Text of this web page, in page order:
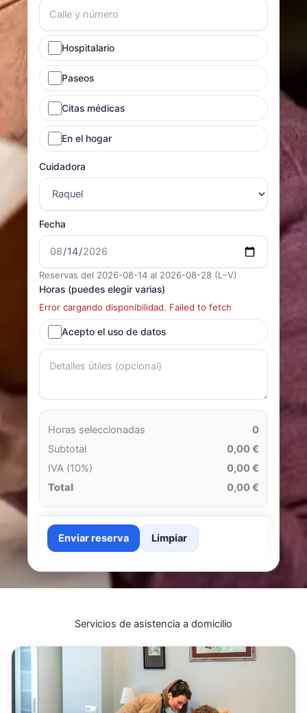
Hospitalario
Paseos
Citas médicas
En el hogar
Cuidadora
Fecha
Reservas del 2026-08-14 al 2026-08-28 (L–V)
Horas (puedes elegir varias)
Error cargando disponibilidad. Failed to fetch
Acepto el uso de datos
Horas seleccionadas
0
Subtotal
0,00 €
IVA (10%)
0,00 €
Total
0,00 €
Enviar reserva Limpiar
Servicios de asistencia a domicilio